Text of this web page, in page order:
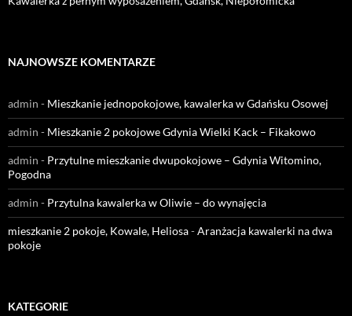
NAJNOWSZE KOMENTARZE
admin - Mieszkanie jednopokojowe, kawalerka w Gdańsku Osowej
admin - Mieszkanie 2 pokojowe Gdynia Wielki Kack – Fikakowo
admin - Przytulne mieszkanie dwupokojowe – Gdynia Witomino,
Pogodna
admin - Przytulna kawalerka w Oliwie – do wynajęcia
mieszkanie 2 pokoje, Kowale, Heliosa-Aranżacja kawalerki na dwa
pokoje
KATEGORIE